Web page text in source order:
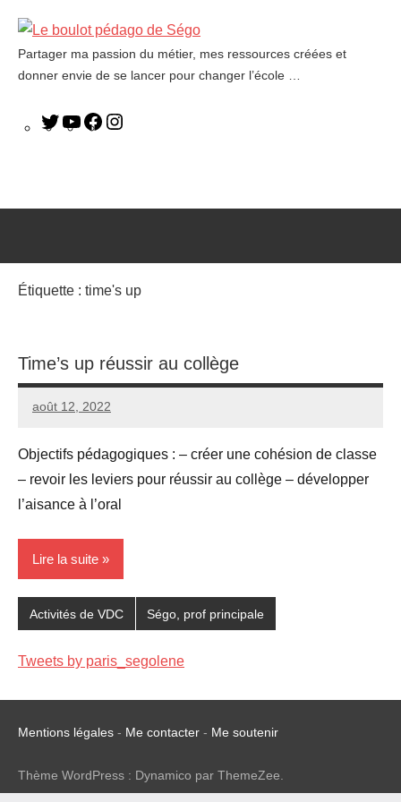
Le
boulot
Partager ma passion du métier, mes ressources créées et
donner envie de se lancer pour changer l’école …
Étiquette : time's up
Time’s up réussir au collège
août 12, 2022
Seg0_La_Vraie
1
Objectifs pédagogiques : – créer une cohésion de classe
– revoir les leviers pour réussir au collège – développer
l’aisance à l’oral
Lire la suite
Activités de VDC Ségo, prof principale
Tweets by paris_segolene
Mentions légales - Me contacter - Me soutenir
Thème WordPress : Dynamico par ThemeZee.